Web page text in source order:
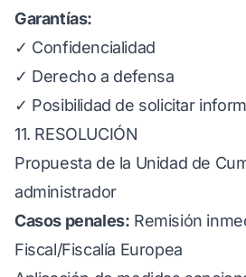
Garantías:
✓ Confidencialidad
✓ Derecho a defensa
✓ Posibilidad de solicitar
11. RESOLUCIÓN
Propuesta de la Unidad de
administrador
Casos penales: Remisión
Fiscal/Fiscalía Europea